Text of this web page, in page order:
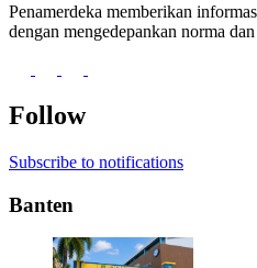
Penamerdeka memberikan
dengan mengedepankan norma
Follow
Subscribe to notifications
Banten